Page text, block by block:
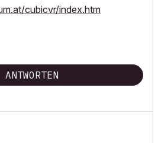
cubicvr/index.htm
ANTWORTEN